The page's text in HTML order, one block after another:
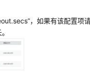
，如果有该配置项